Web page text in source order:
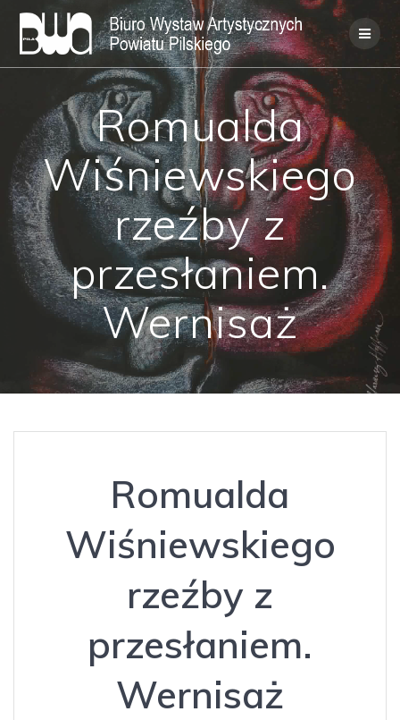
Skip
to
content
Romualda
Wiśniewskiego
rzeźby z
przesłaniem.
Wernisaż
Romualda
Wiśniewskiego
rzeźby z
przesłaniem.
Wernisaż